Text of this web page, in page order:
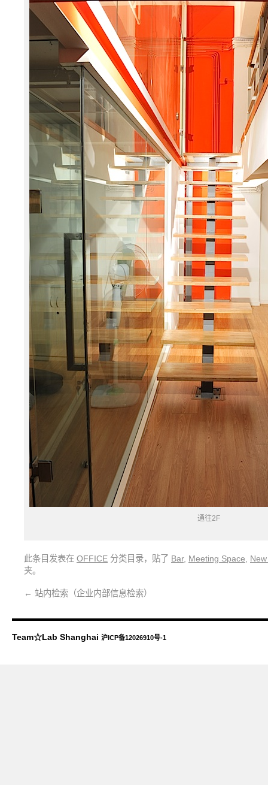
通往2F
此条目发表在 OFFICE 分类目录，贴了 Bar, Meeting Space
夹。
← 站内检索（企业内部信息检索）
Team☆Lab Shanghai 沪ICP备12026910号-1